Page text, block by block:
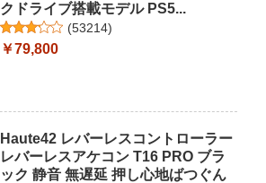
クドライブ搭載モデル PS5...
(53214)
￥79,800
Haute42 レバーレスコントローラー
レバーレスアケコン T16 PRO ブラ
ック 静音 無遅延 押し心地ばつぐん